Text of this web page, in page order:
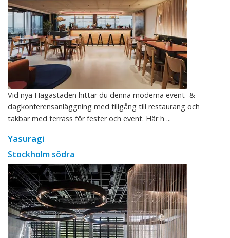
Vid nya Hagastaden hittar du denna moderna event- &
dagkonferensanläggning med tillgång till restaurang och
takbar med terrass för fester och event. Här h ...
Yasuragi
Stockholm södra